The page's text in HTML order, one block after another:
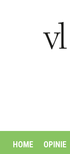
HOME OPINIE